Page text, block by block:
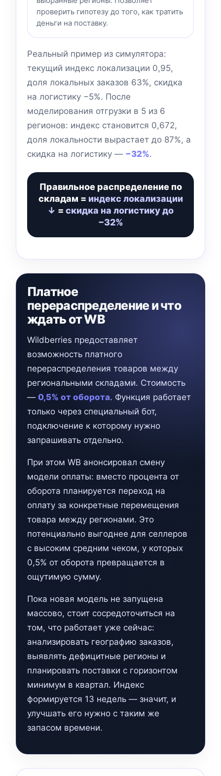
проверить гипотезу до того, как тратить
деньги на поставку.
Реальный пример из симулятора:
текущий индекс локализации 0,95,
доля локальных заказов 63%, скидка
на логистику −5%. После
моделирования отгрузки в 5 из 6
регионов: индекс становится 0,672,
доля локальности вырастает до 87%, а
скидка на логистику — −32%.
Правильное распределение по
складам = индекс локализации
↓ = скидка на логистику до
−32%
Платное
перераспределение и что
ждать от WB
Wildberries предоставляет
возможность платного
перераспределения товаров между
региональными складами. Стоимость
— 0,5% от оборота. Функция работает
только через специальный бот,
подключение к которому нужно
запрашивать отдельно.
При этом WB анонсировал смену
модели оплаты: вместо процента от
оборота планируется переход на
оплату за конкретные перемещения
товара между регионами. Это
потенциально выгоднее для селлеров
с высоким средним чеком, у которых
0,5% от оборота превращается в
ощутимую сумму.
Пока новая модель не запущена
массово, стоит сосредоточиться на
том, что работает уже сейчас:
анализировать географию заказов,
выявлять дефицитные регионы и
планировать поставки с горизонтом
минимум в квартал. Индекс
формируется 13 недель — значит, и
улучшать его нужно с таким же
запасом времени.